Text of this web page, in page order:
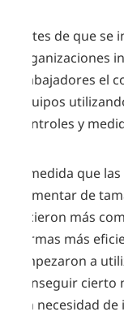
Antes de que
organizaciones
trabajadores el
equipos
controles y
A medida que
aumentar de
hicieron más
formas más
Empezaron a
conseguir
sin necesidad